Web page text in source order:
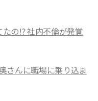
の!? 社内不倫が発覚
さんに職場に乗り込ま